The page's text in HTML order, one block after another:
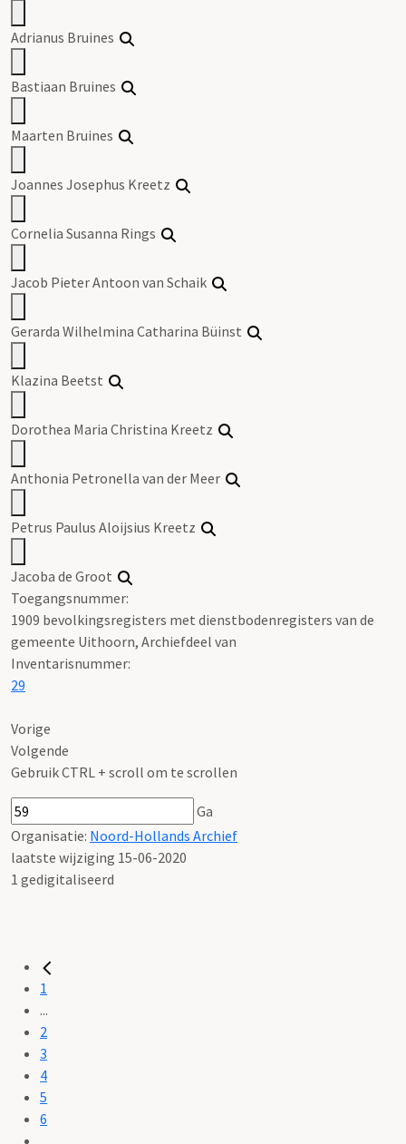
Adrianus Bruines
Bastiaan Bruines
Maarten Bruines
Joannes Josephus Kreetz
Cornelia Susanna Rings
Jacob Pieter Antoon van Schaik
Gerarda Wilhelmina Catharina Büinst
Klazina Beetst
Dorothea Maria Christina Kreetz
Anthonia Petronella van der Meer
Petrus Paulus Aloijsius Kreetz
Jacoba de Groot
Toegangsnummer:
1909 bevolkingsregisters met dienstbodenregisters van de
gemeente Uithoorn, Archiefdeel van
Inventarisnummer:
29
Vorige
Volgende
Gebruik CTRL + scroll om te scrollen
Ga
Organisatie: Noord-Hollands Archief
laatste wijziging 15-06-2020
1 gedigitaliseerd
1
...
2
3
4
5
6